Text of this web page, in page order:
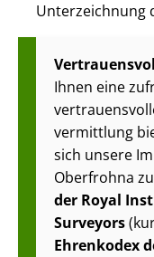
Unterzeichnung
Ihnen eine
vermittlung
sich unsere
Oberfrohna
der Royal
Surveyors
Ehrenkodex